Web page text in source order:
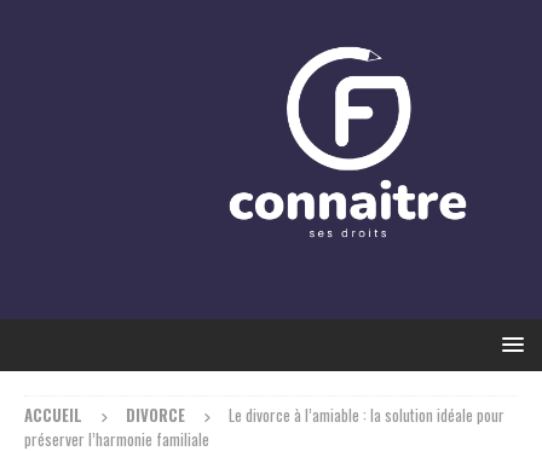
ACCUEIL DIVORCE
Le divorce à l’amiable : la solution idéale pour
préserver l’harmonie familiale